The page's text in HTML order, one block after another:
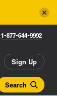
1-877-644-9992
Sign Up
Search